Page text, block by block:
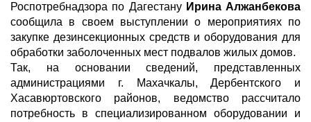
Роспотребнадзора по Дагестану Ирина Алжанбекова
сообщила в своем выступлении о мероприятиях по
закупке дезинсекционных средств и оборудования для
обработки заболоченных мест подвалов жилых домов.
Так, на основании сведений, представленных
администрациями г. Махачкалы, Дербентского и
Хасавюртовского районов, ведомство рассчитало
потребность в специализированном оборудовании и